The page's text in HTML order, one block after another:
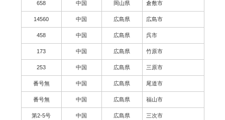
658 中国 岡山県 倉敷市
14560 中国 広島県 広島市
458 中国 広島県 呉市
173 中国 広島県 竹原市
253 中国 広島県 三原市
番号無 中国 広島県 尾道市
番号無 中国 広島県 福山市
第2-5号 中国 広島県 三次市